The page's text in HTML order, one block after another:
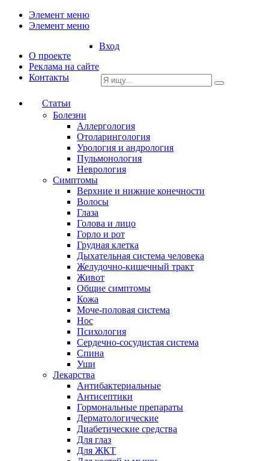
Элемент меню
Элемент меню
О проекте
Реклама на сайте
Контакты
Вход
Статьи
Болезни
Аллергология
Отоларингология
Урология и андрология
Пульмонология
Неврология
Симптомы
Верхние и нижние конечности
Волосы
Глаза
Голова и лицо
Горло и рот
Грудная клетка
Дыхательная система человека
Желудочно-кишечный тракт
Живот
Общие симптомы
Кожа
Моче-половая система
Нос
Психология
Сердечно-сосудистая система
Спина
Уши
Лекарства
Антибактериальные
Антисептики
Гормональные препараты
Дерматологические
Диабетические средства
Для глаз
Для ЖКТ